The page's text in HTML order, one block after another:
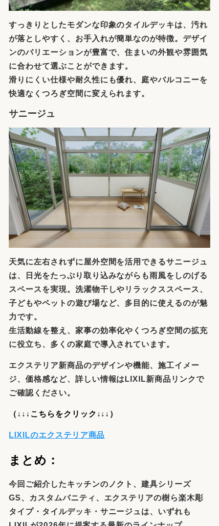
すっきりとしたモダンな印象のタイルデッキは、汚れ
が落としやすく、お手入れが簡単なのが特徴。デザイ
ンのバリエーションが豊富で、住まいの外観や雰囲気
に合わせて選ぶことができます。
滑りにくい仕様や耐久性にも優れ、庭やバルコニーを
快適なくつろぎ空間に変えられます。
サニージュ
天気に左右されずに屋外空間を活用できるサニージュ
は、日光をたっぷり取り込みながらも雨風をしのげる
スペースを実現。洗濯物干しやリラックススペース、
子どもやペットの遊び場など、多目的に使えるのが魅
力です。
生活動線を整え、家事の効率化やくつろぎ空間の拡充
に役立ち、多くの家庭で導入されています。
エクステリア新商品のデザインや機能、施工イメー
ジ、価格感など、詳しい情報はLIXIL新商品リンクで
ご確認ください。
（↓↓↓こちらをクリック↓↓↓）
LIXILのエクステリア商品
まとめ：
今回ご紹介したキッチンのノクト、建具シリーズ
GS、カスタムバニティ、エクステリアの樹ら楽木彫
タイプ・タイルデッキ・サニージュは、いずれも